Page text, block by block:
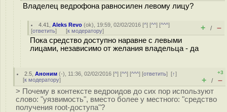
Владелец ведрофона равносилен левому лицу?
4.41 ,Aleks Revo (ok), 19:59, 02/02/2016 [^] [^^] [^^^]
[ответить] [к модератору] + / –
Пока средство доступно наравне с левыми
лицами, независимо от желания владельца - да
2.5 ,Аноним (-), 11:36, 02/02/2016 [^] [^^] [^^^] [ответить][↑]
[к модератору]
+3
+ / –
> Почему в контексте ведроидов до сих пор используют
слово: "уязвимость", вместо более у местного: "средство
получения root-доступа"?